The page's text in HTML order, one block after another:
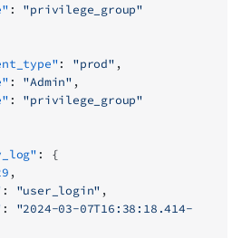
: "privilege_group"
: "prod" ,
: "Admin" ,
: "privilege_group"
: {
,
: "user_login" ,
: "2024-03-07T16:38:18.414-